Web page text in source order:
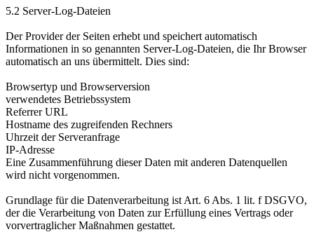
5.2 Server-Log-Dateien
Der Provider der Seiten erhebt und speichert automatisch
Informationen in so genannten Server-Log-Dateien, die Ihr Browser
automatisch an uns übermittelt. Dies sind:
Browsertyp und Browserversion
verwendetes Betriebssystem
Referrer URL
Hostname des zugreifenden Rechners
Uhrzeit der Serveranfrage
IP-Adresse
Eine Zusammenführung dieser Daten mit anderen Datenquellen
wird nicht vorgenommen.
Grundlage für die Datenverarbeitung ist Art. 6 Abs. 1 lit. f DSGVO,
der die Verarbeitung von Daten zur Erfüllung eines Vertrags oder
vorvertraglicher Maßnahmen gestattet.